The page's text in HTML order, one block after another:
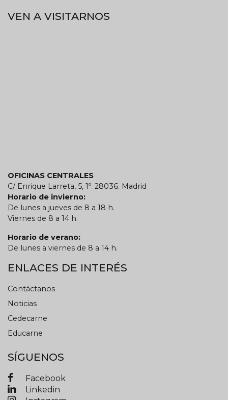
VEN A VISITARNOS
OFICINAS CENTRALES
C/ Enrique Larreta, 5, 1º. 28036. Madrid
Horario de invierno:
De lunes a jueves de 8 a 18 h.
Viernes de 8 a 14 h.
Horario de verano:
De lunes a viernes de 8 a 14 h.
ENLACES DE INTERÉS
Contáctanos
Noticias
Cedecarne
Educarne
SÍGUENOS
Facebook
Linkedin